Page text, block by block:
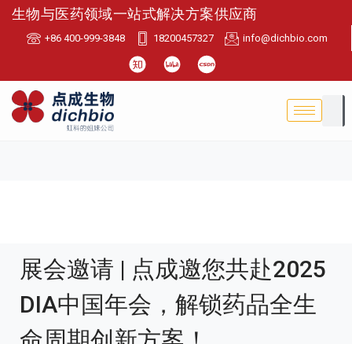
生物与医药领域一站式解决方案供应商
+86 400-999-3848 18200457327 info@dichbio.com
展会邀请 | 点成邀您共赴2025
DIA中国年会，解锁药品全生